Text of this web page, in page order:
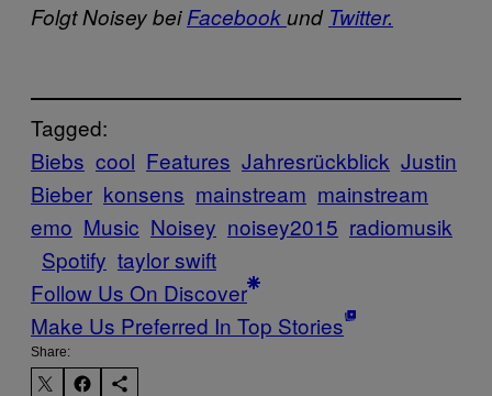
Folgt Noisey beiFacebookund Twitter.
Tagged:
Biebs cool Features Jahresrückblick Justin
Bieber konsens mainstream mainstream
emo Music Noisey noisey2015 radiomusik
Spotify taylor swift
Follow Us On Discover
Make Us Preferred In Top Stories
Share: